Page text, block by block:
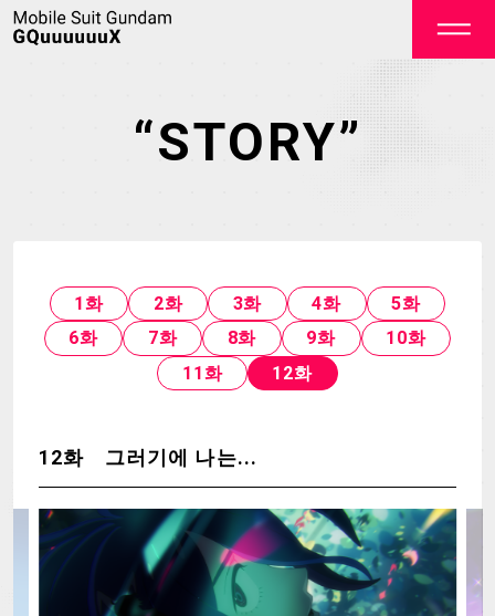
NEWS
MECHA GOODS
GALLERY MUSIC
“STORY”
1화 2화 3화 4화
5화
6화
7화 8화 9화
10화
11화
12화
12화 그러기에 나는...